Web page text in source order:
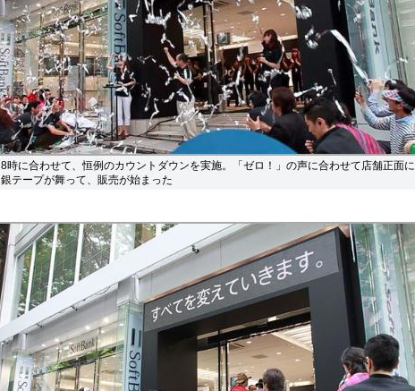
8時に合わせて、恒例のカウントダウンを実施。「ゼロ！」の声に合わせて店舗正面に
銀テープが舞って、販売が始まった